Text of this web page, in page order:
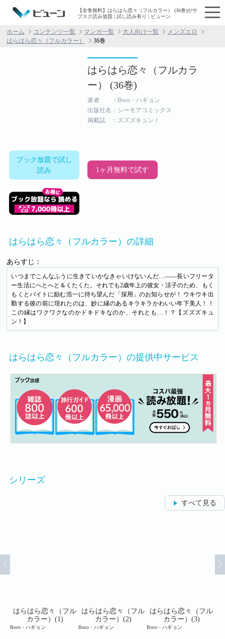
【全巻無料】はらはら恋々（フルカラー） (36巻)がサ
ブスク読み放題 | 試し読み有り | ビューン
ホーム コンテンツ一覧 マンガ一覧 大人向け一覧
メンズエロ
はらはら恋々（フルカラー）
36巻
ブック放題で試し
読み
はらはら恋々（フルカラ
ー） (36巻)
著者 ：Boco・ハギョン
出版社名：シーモアコミックス
掲載誌 ：ズズズキュン！
1ヶ月無料で試す
はらはら恋々（フルカラー）の詳細
あらすじ：
いつまでこんなふうに生きていかなきゃいけないんだ…――長いフリータ
ー生活にへとへと＆くたくた。それでも2歳年上の彼女・涼子のため、もく
もくとバイトに励む浩一に待ち望んだ「採用」のお知らせが！ ウキウキ出
勤する彼の前に現れたのは、妙に縁のあるキラキラかわいい年下美人！！
この縁はワクワクなのかドキドキなのか、それとも…！？【ズズズキュ
ン！】
はらはら恋々（フルカラー）の提供中サービス
シリーズ
すべて見る
はらはら恋々（フル
カラー）(1)
Boco・ハギョン
はらはら恋々（フル
カラー）(2)
Boco・ハギョン
はらはら恋々（フル
カラー）(3)
Boco・ハギョン